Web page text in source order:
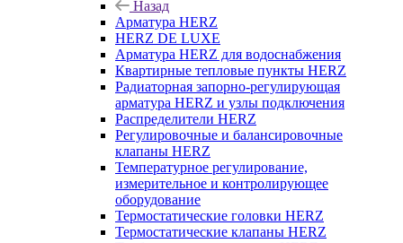
Назад
Арматура HERZ
HERZ DE LUXE
Арматура HERZ для водоснабжения
Квартирные тепловые пункты HERZ
Радиаторная запорно-регулирующая
арматура HERZ и узлы подключения
Распределители HERZ
Регулировочные и балансировочные
клапаны HERZ
Температурное регулирование,
измерительное и контролирующее
оборудование
Термостатические головки HERZ
Термостатические клапаны HERZ